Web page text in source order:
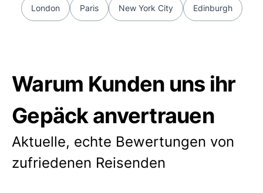
London Paris New York City Edinburgh
Warum Kunden uns ihr
Gepäck anvertrauen
Aktuelle, echte Bewertungen von
zufriedenen Reisenden